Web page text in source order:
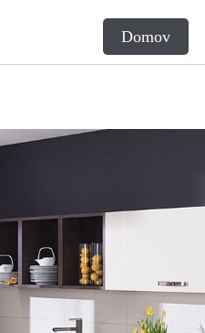
Domov